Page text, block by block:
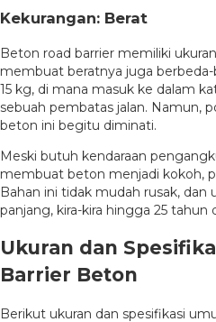
Kekurangan: Berat
Beton road barrier memiliki
membuat beratnya juga berbeda-
15 kg, di mana masuk ke dalam
sebuah pembatas jalan. Namun,
beton ini begitu diminati.
Meski butuh kendaraan
membuat beton menjadi kokoh,
Bahan ini tidak mudah rusak, dan
panjang, kira-kira hingga 25 tahun
Ukuran dan
Barrier Beton
Berikut ukuran dan spesifikasi